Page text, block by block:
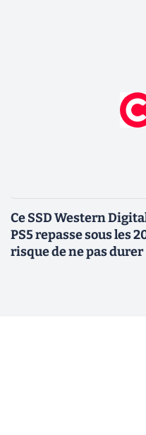
Ce SSD Western
PS5 repasse sous les
risque de ne pas durer